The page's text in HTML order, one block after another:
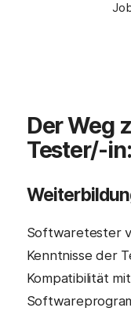
Der Weg
Tester/-in
Softwaretester
Kenntnisse der
Kompatibilität